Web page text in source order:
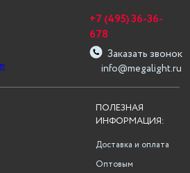
info@megalight.ru
+7 (495) 36-36-
678
Заказать звонок
ПОЛЕЗНАЯ
ИНФОРМАЦИЯ:
Доставка и оплата
Оптовым